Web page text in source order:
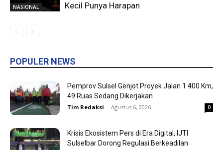
NASIONAL
Kecil Punya Harapan
POPULER NEWS
Pemprov Sulsel Genjot Proyek Jalan 1.400 Km,
49 Ruas Sedang Dikerjakan
Tim Redaksi - Agustus 6, 2026 0
Krisis Ekosistem Pers di Era Digital, IJTI
Sulselbar Dorong Regulasi Berkeadilan